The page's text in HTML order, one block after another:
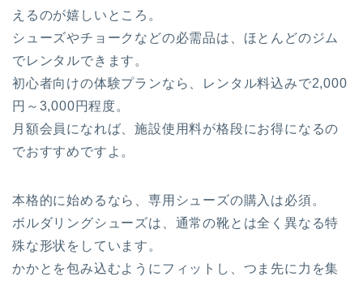
えるのが嬉しいところ。
シューズやチョークなどの必需品は、ほとんどのジム
でレンタルできます。
初心者向けの体験プランなら、レンタル料込みで2,000
円～3,000円程度。
月額会員になれば、施設使用料が格段にお得になるの
でおすすめですよ。
本格的に始めるなら、専用シューズの購入は必須。
ボルダリングシューズは、通常の靴とは全く異なる特
殊な形状をしています。
かかとを包み込むようにフィットし、つま先に力を集